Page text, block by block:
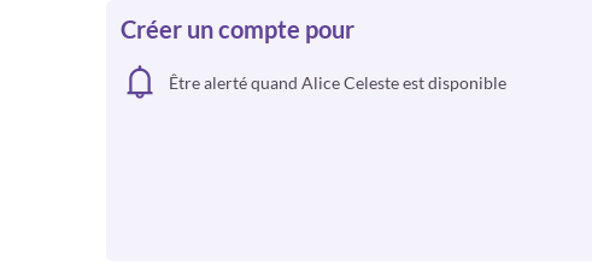
Créer un compte pour
Être alerté quand Alice Celeste est disponible